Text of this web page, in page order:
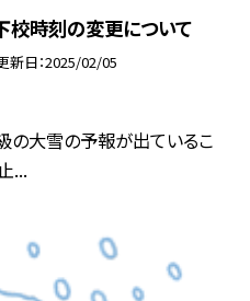
校時刻の変更について
新日 2025/02/05
の大雪の予報が出ているこ
...